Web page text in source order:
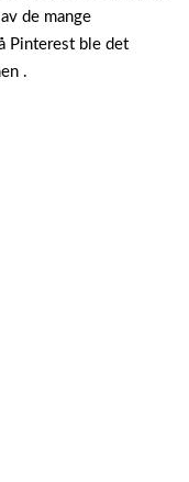
de mange
Pinterest ble det
.